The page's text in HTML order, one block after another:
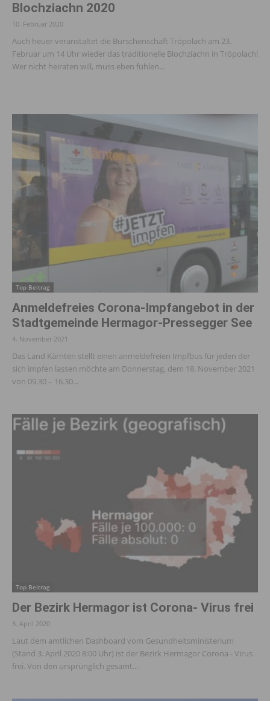
Blochziachn 2020
10. Februar 2020
Auch heuer veranstaltet die Burschenschaft Tröpolach am 23.
Februar um 14 Uhr wieder das traditionelle Blochziachn in Tröpolach!
Wer nicht heiraten will, muss eben fühlen...
Top Beitrag
Anmeldefreies Corona-Impfangebot in der
Stadtgemeinde Hermagor-Pressegger See
4. November 2021
Das Land Kärnten stellt einen anmeldefreien Impfbus für jeden der
sich impfen lassen möchte am Donnerstag, dem 18. November 2021
von 09.30 – 16.30...
Top Beitrag
Der Bezirk Hermagor ist Corona- Virus frei
3. April 2020
Laut dem amtlichen Dashboard vom Gesundheitsministerium
(Stand 3. April 2020 8:00 Uhr) ist der Bezirk Hermagor Corona - Virus
frei. Von den ursprünglich gesamt...